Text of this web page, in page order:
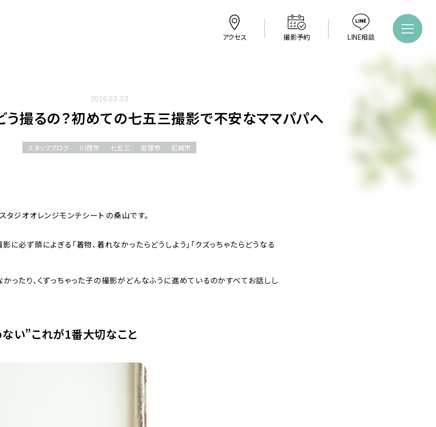
アクセス 撮影予約 LINE相談
2026.03.23
う撮るの？初めての七五三撮影で不安なママパパへ
スタッフブログ 川西市 七五三 宝塚市 尼崎市
タジオオレンジモンテシート の桑山です。
に必ず頭によぎる「着物、着れなかったらどうしよう」「クズっちゃたらどうなる
ったり、くずっちゃった子の撮影がどんなふうに進めているのかすべてお話しし
い”これが1番大切なこと